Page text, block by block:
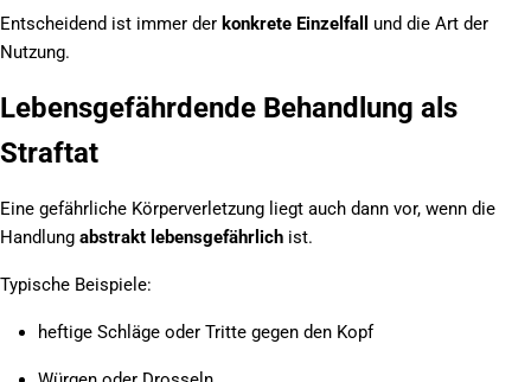
Entscheidend ist immer der konkrete Einzelfall
und die Art der
Nutzung.
Lebensgefährdende Behandlung als
Straftat
Eine gefährliche Körperverletzung liegt auch dann vor, wenn die
Handlung abstrakt lebensgefährlich ist.
Typische Beispiele:
heftige Schläge oder Tritte gegen den Kopf